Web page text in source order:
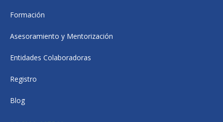
Formación
Asesoramiento y Mentorización
Entidades Colaboradoras
Registro
Blog